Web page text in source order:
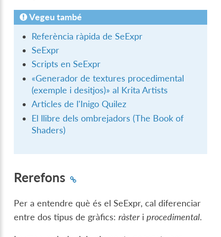
Vegeu també
Referència ràpida de SeExpr
SeExpr
Scripts en SeExpr
«Generador de textures procedimental
(exemple i desitjos)» al Krita Artists
Articles de l'Inigo Quilez
El llibre dels ombrejadors (The Book of
Shaders)
Rerefons
Per a entendre què és el SeExpr, cal diferenciar
entre dos tipus de gràfics:ràsteriprocedimental.